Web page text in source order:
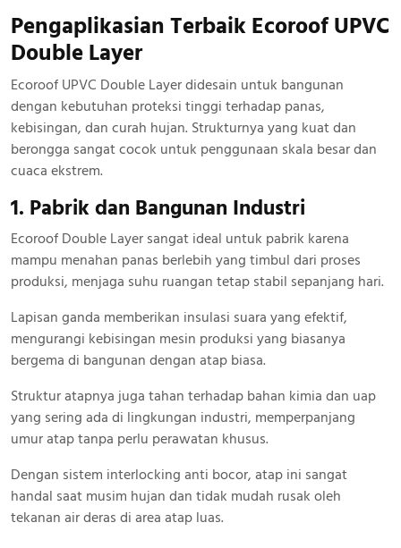
Pengaplikasian Terbaik Ecoroof UPVC
Double Layer
Ecoroof UPVC Double Layer didesain untuk bangunan
dengan kebutuhan proteksi tinggi terhadap panas,
kebisingan, dan curah hujan. Strukturnya yang kuat dan
berongga sangat cocok untuk penggunaan skala besar dan
cuaca ekstrem.
1. Pabrik dan Bangunan Industri
Ecoroof Double Layer sangat ideal untuk pabrik karena
mampu menahan panas berlebih yang timbul dari proses
produksi, menjaga suhu ruangan tetap stabil sepanjang hari.
Lapisan ganda memberikan insulasi suara yang efektif,
mengurangi kebisingan mesin produksi yang biasanya
bergema di bangunan dengan atap biasa.
Struktur atapnya juga tahan terhadap bahan kimia dan uap
yang sering ada di lingkungan industri, memperpanjang
umur atap tanpa perlu perawatan khusus.
Dengan sistem interlocking anti bocor, atap ini sangat
handal saat musim hujan dan tidak mudah rusak oleh
tekanan air deras di area atap luas.